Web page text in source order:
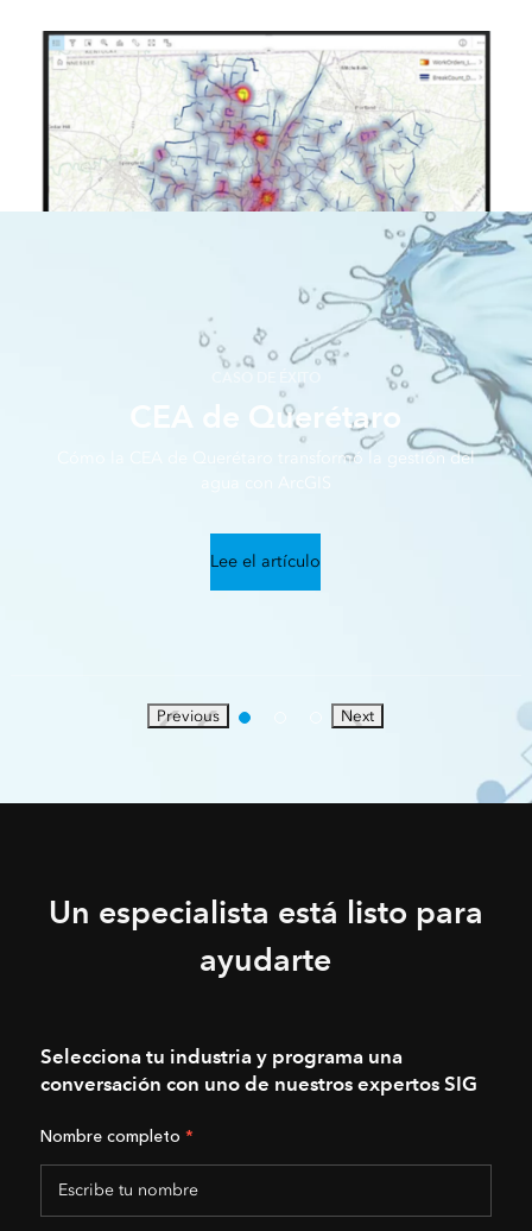
CEA de Querétaro
Cómo la CEA de Querétaro transformó la gestión del
Lee el artículo
Previous Next
Un especialista está listo para
ayudarte
Selecciona tu industria y programa una
conversación con uno de nuestros expertos SIG
Nombre completo *